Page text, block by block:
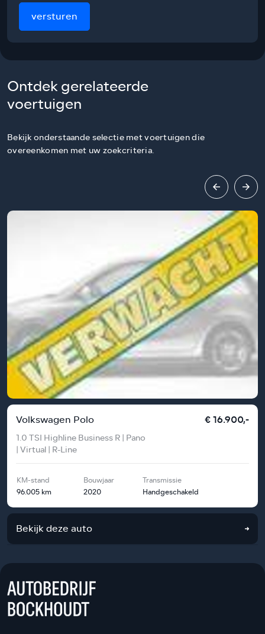
versturen
Ontdek gerelateerde
voertuigen
Bekijk onderstaande selectie met voertuigen die
overeenkomen met uw zoekcriteria.
Volkswagen Polo
1.0 TSI Highline Business R | Pano
| Virtual | R-Line
€ 16.900,-
KM-stand
96.005 km
Bouwjaar
2020
Transmissie
Handgeschakeld
Bekijk deze auto